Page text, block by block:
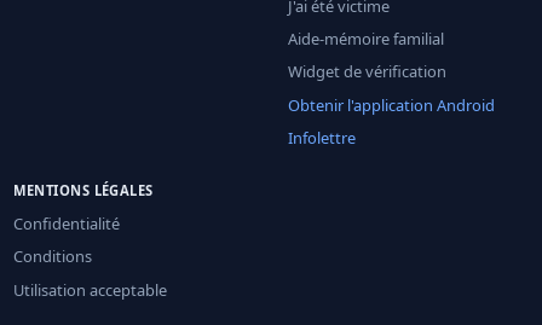
J'ai été victime
Aide-mémoire familial
Widget de vérification
Obtenir l'application Android
Infolettre
MENTIONS LÉGALES
Confidentialité
Conditions
Utilisation acceptable